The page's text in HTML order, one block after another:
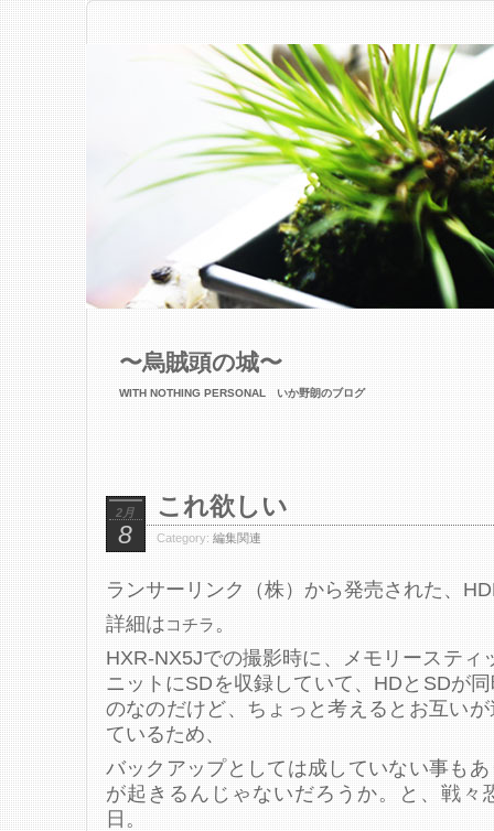
〜烏賊頭の城〜
WITH NOTHING PERSONAL いか野朗のブログ
2月
8
これ欲しい
Category: 編集関連
ランサーリンク（株）から発売された、
詳細はコチラ 。
HXR-NX5Jでの撮影時に、メモリースティ
ニットにSDを収録していて、HDとSDが
のなのだけど、ちょっと考えるとお互い
ているため、
バックアップとしては成していない事も
が起きるんじゃないだろうか。と、戦々
日。